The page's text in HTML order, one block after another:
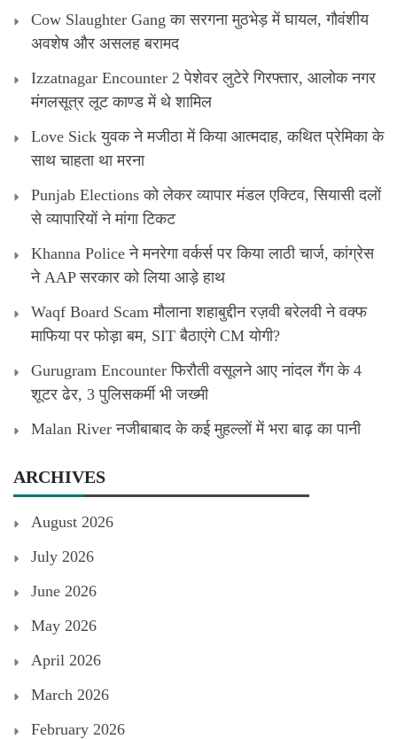
Cow Slaughter Gang का सरगना मुठभेड़ में घायल, गौवंशीय
अवशेष और असलह बरामद
Izzatnagar Encounter 2 पेशेवर लुटेरे गिरफ्तार, आलोक नगर
मंगलसूत्र लूट काण्‍ड में थे शामिल
Love Sick युवक ने मजीठा में किया आत्मदाह, कथित प्रेमिका के
साथ चाहता था मरना
Punjab Elections को लेकर व्यापार मंडल एक्टिव, सियासी दलों
से व्यापारियों ने मांगा टिकट
Khanna Police ने मनरेगा वर्कर्स पर किया लाठी चार्ज, कांग्रेस
ने AAP सरकार को लिया आड़े हाथ
Waqf Board Scam मौलाना शहाबुद्दीन रज़वी बरेलवी ने वक्फ
माफिया पर फोड़ा बम, SIT बैठाएंगे CM योगी?
Gurugram Encounter फिरौती वसूलने आए नांदल गैंग के 4
शूटर ढेर, 3 पुलिसकर्मी भी जख्मी
Malan River नजीबाबाद के कई मुहल्लों में भरा बाढ़ का पानी
ARCHIVES
August 2026
July 2026
June 2026
May 2026
April 2026
March 2026
February 2026